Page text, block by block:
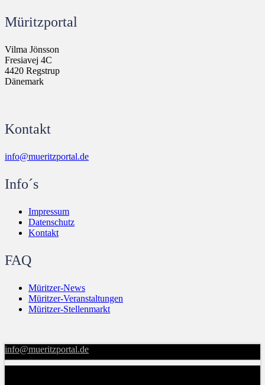
Müritzportal
Vilma Jönsson
Fresiavej 4C
4420 Regstrup
Dänemark
Kontakt
info@mueritzportal.de
Info´s
Impressum
Datenschutz
Kontakt
FAQ
Müritzer-News
Müritzer-Veranstaltungen
Müritzer-Stellenmarkt
info@mueritzportal.de